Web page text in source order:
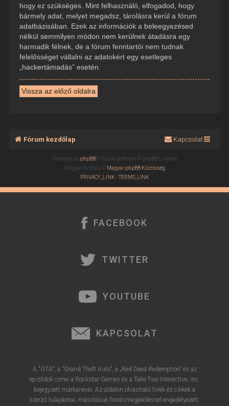
hogy ez szükséges. Mint felhasználó, elfogadod, hogy
bármely adat, melyet megadsz, tárolásra kerül a fórum
adatbázisában. Ezek az információk a beleegyezésed
nélkül semmilyen módon nem kerülnek átadásra egy
harmadik félnek, de a fórum fenntartói nem tudnak
felelősséget vállalni az adatokért egy esetleges
„hackertámadás” esetén.
Vissza az előző oldalra
Fórum kezdőlap Kapcsolat
Powered by phpBB® Forum Software © phpBB Limited
Magyar fordítás © Magyar phpBB Közösség
PRIVACY_LINK |TERMS_LINK
FACEBOOK
TWITTER
YOUTUBE
KAPCSOLAT
A "GTA", a "Grand Theft Auto", a „Red Dead Redemption” és az
epizódok címei a Rockstar Games és a Take-Two Interactive, Inc.
bejegyzett márkanevei. Az oldalon olvasható hírek és cikkek a
szerző tulajdonai, másolásuk forrásmegjelöléssel engedélyezett.